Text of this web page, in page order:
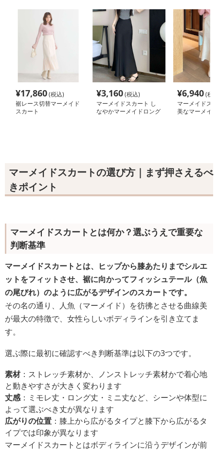
¥17,860(税込)
裾レース切替マーメイド
スカート
¥3,160(税込)
マーメイドスカート し
なやかマーメイドロング
¥6,940(税
マーメイドス
美なマーメイ
マーメイドスカートの選び方｜まず押さえるべ
きポイント
マーメイドスカートとは何か？選ぶうえで重要な
判断基準
マーメイドスカートとは、ヒップから膝あたりまでシルエ
ットをフィットさせ、裾に向かってフィッシュテール（魚
の尾びれ）のように広がるデザインのスカートです。
その名の通り、人魚（マーメイド）を彷彿とさせる曲線美
が最大の特徴で、女性らしいボディラインを引き立てま
す。
選ぶ際に最初に確認すべき判断基準は以下の3つです。
素材：ストレッチ素材か、ノンストレッチ素材かで着心地
と動きやすさが大きく変わります
丈感：ミモレ丈・ロング丈・ミニ丈など、シーンや体型に
よって選ぶべき丈が異なります
広がりの位置 ：膝上から広がるタイプと膝下から広がるタ
イプでは印象が異なります
マーメイドスカートとはボディラインに沿うデザインが前